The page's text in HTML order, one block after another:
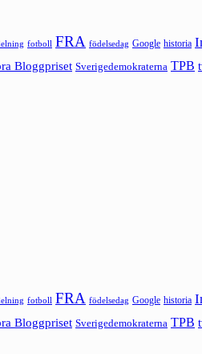
fotboll FRA födelsedag Google historia
Bloggpriset Sverigedemokraterna TPB
fotboll FRA födelsedag Google historia
Bloggpriset Sverigedemokraterna TPB